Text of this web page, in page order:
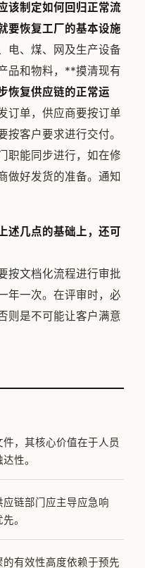
该制定如何回归正常流
要恢复工厂的基本设施
电、煤、网及生产设备
品和物料，**摸清现有
恢复供应链的正常运
订单，供应商要按订单
客户要求进行交付。
职能同步进行，如在修
做好发货的准备。通知
述几点的基础上，还可
按文档化流程进行审批
年一次。在评审时，必
则是不可能让客户满意
，其核心价值在于人员
性。
链部门应主导应急响
。
有效性高度依赖于预先